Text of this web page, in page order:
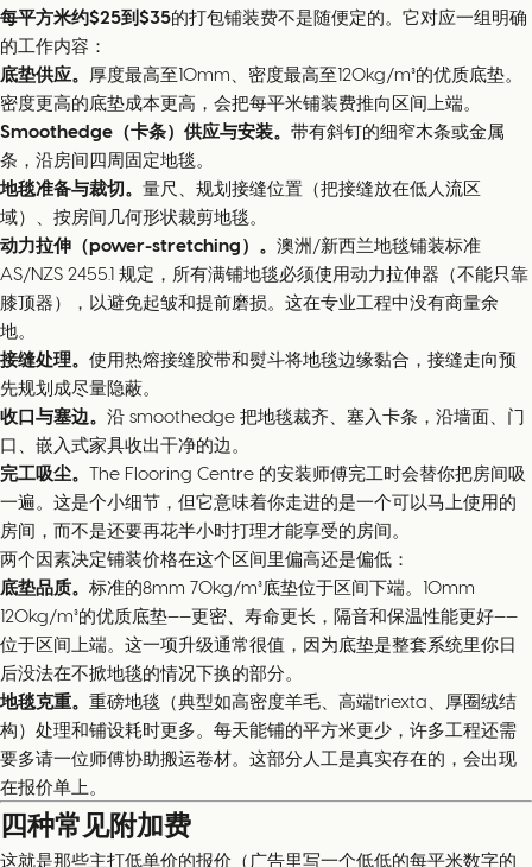
每平方米约$25到$35的打包铺装费不是随便定的。它对应一组明确
的工作内容：
底垫供应。
厚度最高至10mm、密度最高至120kg/m³的优质底垫。
密度更高的底垫成本更高，会把每平米铺装费推向区间上端。
Smoothedge（卡条）供应与安装。 带有斜钉的细窄木条或金属
条，沿房间四周固定地毯。
地毯准备与裁切。 量尺、规划接缝位置（把接缝放在低人流区
域）、按房间几何形状裁剪地毯。
动力拉伸（power-stretching）。 澳洲/新西兰地毯铺装标准
AS/NZS 2455.1 规定，所有满铺地毯必须使用动力拉伸器（不能只靠
膝顶器），以避免起皱和提前磨损。这在专业工程中没有商量余
地。
接缝处理。 使用热熔接缝胶带和熨斗将地毯边缘黏合，接缝走向预
先规划成尽量隐蔽。
收口与塞边。 沿 smoothedge 把地毯裁齐、塞入卡条，沿墙面、门
口、嵌入式家具收出干净的边。
完工吸尘。 The Flooring Centre 的安装师傅完工时会替你把房间吸
一遍。这是个小细节，但它意味着你走进的是一个可以马上使用的
房间，而不是还要再花半小时打理才能享受的房间。
两个因素决定铺装价格在这个区间里偏高还是偏低：
底垫品质。 标准的8mm 70kg/m³底垫位于区间下端。10mm
120kg/m³的优质底垫——更密、寿命更长，隔音和保温性能更好——
位于区间上端。这一项升级通常很值，因为底垫是整套系统里你日
后没法在不掀地毯的情况下换的部分。
地毯克重。 重磅地毯（典型如高密度羊毛、高端triexta、厚圈绒结
构）处理和铺设耗时更多。每天能铺的平方米更少，许多工程还需
要多请一位师傅协助搬运卷材。这部分人工是真实存在的，会出现
在报价单上。
四种常见附加费
这就是那些主打低单价的报价（广告里写一个低低的每平米数字的